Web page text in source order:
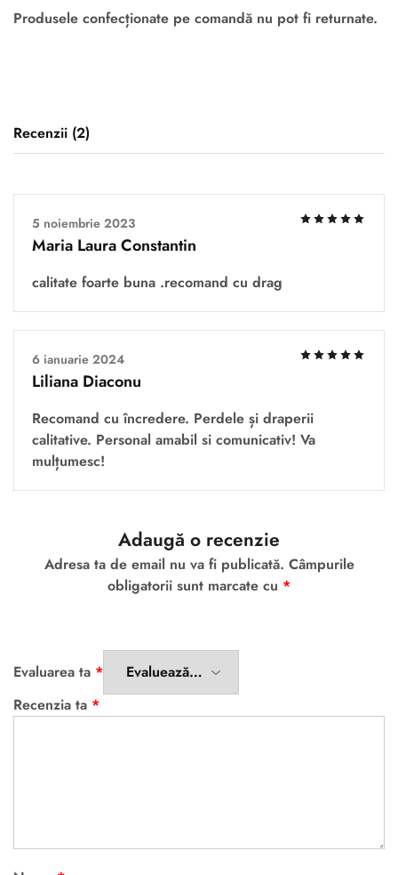
Produsele confecționate pe comandă nu pot fi returnate.
Recenzii (2)
5 noiembrie 2023
Maria Laura Constantin
calitate foarte buna .recomand cu drag
6 ianuarie 2024
Liliana Diaconu
Recomand cu încredere. Perdele și draperii
calitative. Personal amabil si comunicativ! Va
mulțumesc!
Adaugă o recenzie
Adresa ta de email nu va fi publicată. Câmpurile
obligatorii sunt marcate cu *
Evaluarea ta *
Recenzia ta *